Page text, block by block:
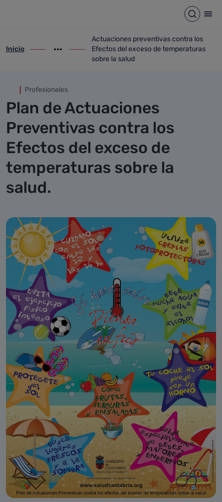
Actuaciones preventivas Abrir
ir-a inicio
Inicio
Mostrar opciones del camino de migas
ir-a Actuaciones preventivas contra los
Actuaciones preventivas contra los
Efectos del exceso de temperaturas
sobre la salud
Profesionales
Plan de Actuaciones
Preventivas contra los
Efectos del exceso de
temperaturas sobre la
salud.